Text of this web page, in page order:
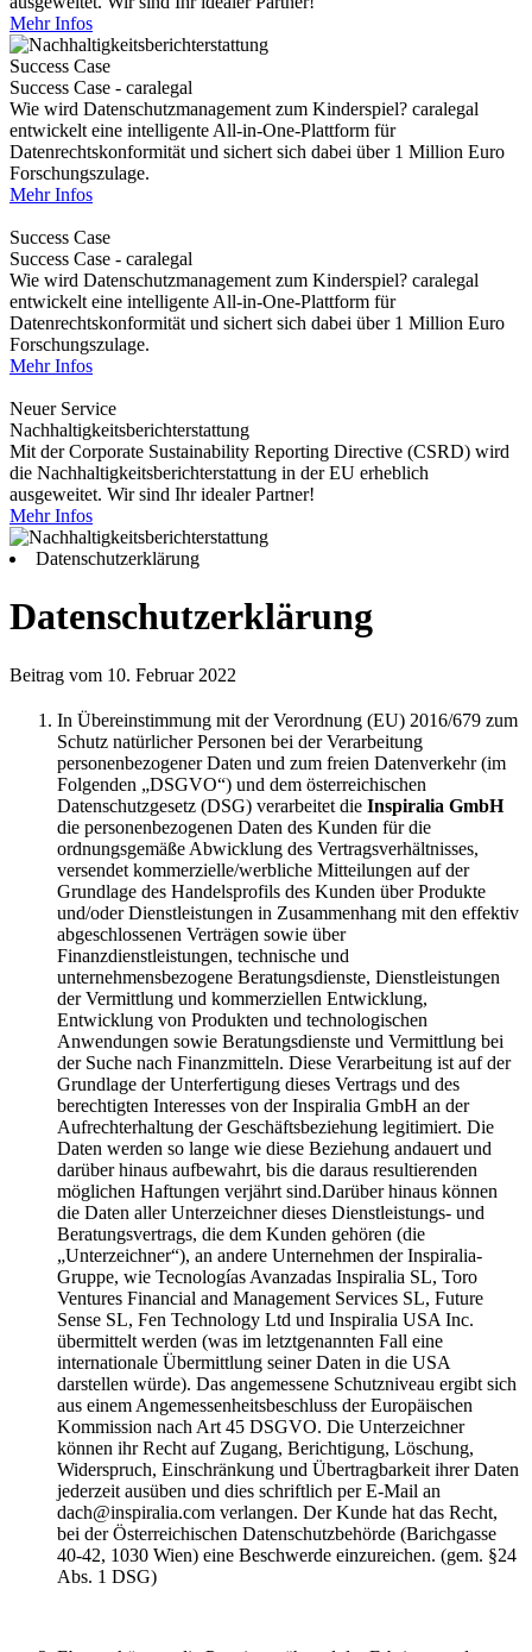
Mehr Infos
Success Case
Success Case - caralegal
Wie wird Datenschutzmanagement zum Kinderspiel? caralegal
entwickelt eine intelligente All-in-One-Plattform für
Datenrechtskonformität und sichert sich dabei über 1 Million Euro
Forschungszulage.
Mehr Infos
Success Case
Success Case - caralegal
Wie wird Datenschutzmanagement zum Kinderspiel? caralegal
entwickelt eine intelligente All-in-One-Plattform für
Datenrechtskonformität und sichert sich dabei über 1 Million Euro
Forschungszulage.
Mehr Infos
Neuer Service
Nachhaltigkeitsberichterstattung
Mit der Corporate Sustainability Reporting Directive (CSRD) wird
die Nachhaltigkeitsberichterstattung in der EU erheblich
ausgeweitet. Wir sind Ihr idealer Partner!
Mehr Infos
Datenschutzerklärung
Datenschutzerklärung
Beitrag vom 10. Februar 2022
In Übereinstimmung mit der Verordnung (EU) 2016/679 zum
Schutz natürlicher Personen bei der Verarbeitung
personenbezogener Daten und zum freien Datenverkehr (im
Folgenden „DSGVO“) und dem österreichischen
Datenschutzgesetz (DSG) verarbeitet die Inspiralia GmbH
die personenbezogenen Daten des Kunden für die
ordnungsgemäße Abwicklung des Vertragsverhältnisses,
versendet kommerzielle/werbliche Mitteilungen auf der
Grundlage des Handelsprofils des Kunden über Produkte
und/oder Dienstleistungen in Zusammenhang mit den effektiv
abgeschlossenen Verträgen sowie über
Finanzdienstleistungen, technische und
unternehmensbezogene Beratungsdienste, Dienstleistungen
der Vermittlung und kommerziellen Entwicklung,
Entwicklung von Produkten und technologischen
Anwendungen sowie Beratungsdienste und Vermittlung bei
der Suche nach Finanzmitteln. Diese Verarbeitung ist auf der
Grundlage der Unterfertigung dieses Vertrags und des
berechtigten Interesses von der Inspiralia GmbH an der
Aufrechterhaltung der Geschäftsbeziehung legitimiert. Die
Daten werden so lange wie diese Beziehung andauert und
darüber hinaus aufbewahrt, bis die daraus resultierenden
möglichen Haftungen verjährt sind.Darüber hinaus können
die Daten aller Unterzeichner dieses Dienstleistungs- und
Beratungsvertrags, die dem Kunden gehören (die
„Unterzeichner“), an andere Unternehmen der Inspiralia-
Gruppe, wie Tecnologías Avanzadas Inspiralia SL, Toro
Ventures Financial and Management Services SL, Future
Sense SL, Fen Technology Ltd und Inspiralia USA Inc.
übermittelt werden (was im letztgenannten Fall eine
internationale Übermittlung seiner Daten in die USA
darstellen würde). Das angemessene Schutzniveau ergibt sich
aus einem Angemessenheitsbeschluss der Europäischen
Kommission nach Art 45 DSGVO. Die Unterzeichner
können ihr Recht auf Zugang, Berichtigung, Löschung,
Widerspruch, Einschränkung und Übertragbarkeit ihrer Daten
jederzeit ausüben und dies schriftlich per E-Mail an
dach@inspiralia.com verlangen. Der Kunde hat das Recht,
bei der Österreichischen Datenschutzbehörde (Barichgasse
40-42, 1030 Wien) eine Beschwerde einzureichen. (gem. §24
Abs. 1 DSG)